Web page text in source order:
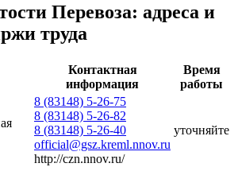
Перевоза: адреса и
труда
Контактная
информация
Время
работы
8 (83148) 5-26-75
8 (83148) 5-26-82
8 (83148) 5-26-40
official@gsz.kreml.nnov.ru
http://czn.nnov.ru/
уточняйте